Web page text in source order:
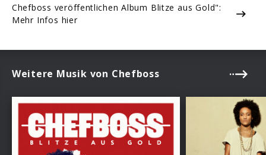
Chefboss veröffentlichen Album Blitze aus Gold":
Mehr Infos hier
Weitere Musik von Chefboss